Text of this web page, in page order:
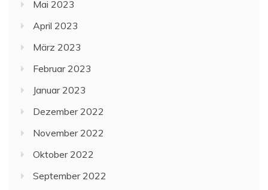
Mai 2023
April 2023
März 2023
Februar 2023
Januar 2023
Dezember 2022
November 2022
Oktober 2022
September 2022